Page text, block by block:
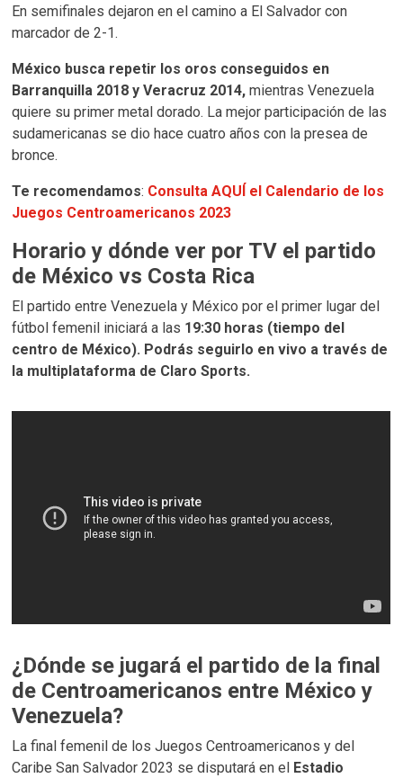
En semifinales dejaron en el camino a El Salvador con
marcador de 2-1.
México busca repetir los oros conseguidos en
Barranquilla 2018 y Veracruz 2014, mientras Venezuela
quiere su primer metal dorado. La mejor participación de las
sudamericanas se dio hace cuatro años con la presea de
bronce.
Te recomendamos: Consulta AQUÍ el Calendario de los
Juegos Centroamericanos 2023
Horario y dónde ver por TV el partido
de México vs Costa Rica
El partido entre Venezuela y México por el primer lugar del
fútbol femenil iniciará a las 19:30 horas (tiempo del
centro de México). Podrás seguirlo en vivo a través de
la multiplataforma de Claro Sports.
¿Dónde se jugará el partido de la final
de Centroamericanos entre México y
Venezuela?
La final femenil de los Juegos Centroamericanos y del
Caribe San Salvador 2023 se disputará en el
Estadio